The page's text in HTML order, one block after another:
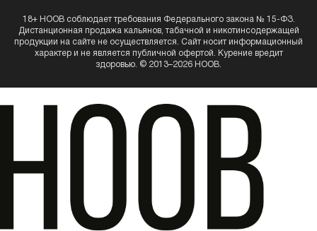
18+ HOOB соблюдает требования Федерального закона № 15-ФЗ.
Дистанционная продажа кальянов, табачной и никотинсодержащей
продукции на сайте не осуществляется. Сайт носит информационный
характер и не является публичной офертой. Курение вредит
здоровью. © 2013–2026 HOOB.